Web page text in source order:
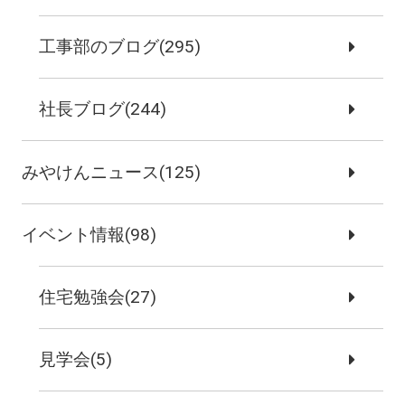
工事部のブログ(295)
社長ブログ(244)
みやけんニュース(125)
イベント情報(98)
住宅勉強会(27)
見学会(5)